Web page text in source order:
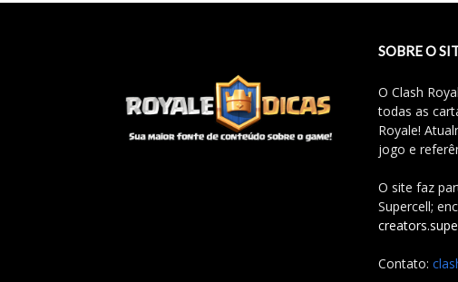
SOBRE O
O Clash
todas as
Royale!
jogo e
O site faz
Supercell;
Contato: